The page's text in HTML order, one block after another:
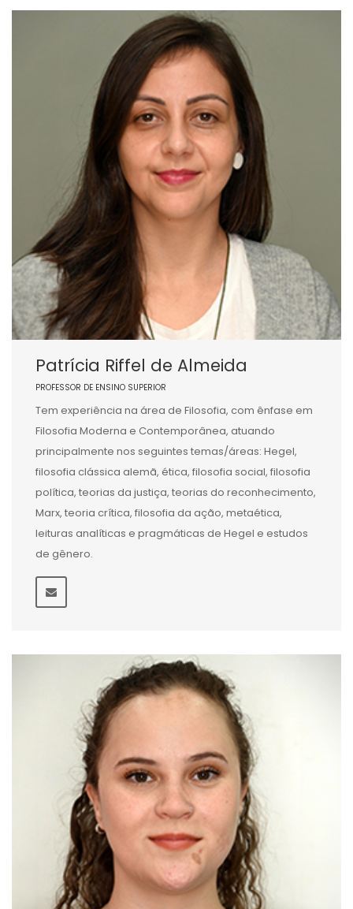
Patrícia Riffel de Almeida
PROFESSOR DE ENSINO SUPERIOR
Tem experiência na área de Filosofia, com ênfase em
Filosofia Moderna e Contemporânea, atuando
principalmente nos seguintes temas/áreas: Hegel,
filosofia clássica alemã, ética, filosofia social, filosofia
política, teorias da justiça, teorias do reconhecimento,
Marx, teoria crítica, filosofia da ação, metaética,
leituras analíticas e pragmáticas de Hegel e estudos
de gênero.